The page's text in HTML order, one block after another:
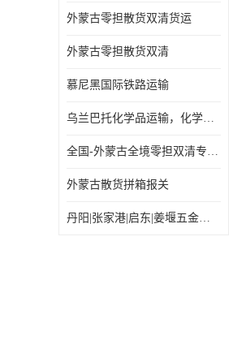
外蒙古零担散货双清货运
外蒙古零担散货双清
慕尼黑国际铁路运输
乌兰巴托化学品运输，化学品怎么运到乌兰巴托
全国-外蒙古全境零担双清专线/外蒙古DDP双清
外蒙古散货拼箱报关
丹阳|张家港|启东|姜堰五金机电工具出口乌兰巴托怎么运输较划算